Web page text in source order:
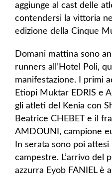
aggiunge al cast delle
contendersi la vittoria
edizione della Cinque
Domani mattina sono
runners all’Hotel Poli,
manifestazione. I primi
Etiopi Muktar EDRIS e
gli atleti del Kenia con
Beatrice CHEBET e il
AMDOUNI, campione
In serata sono poi
campestre. L’arrivo del
azzurra Eyob FANIEL è